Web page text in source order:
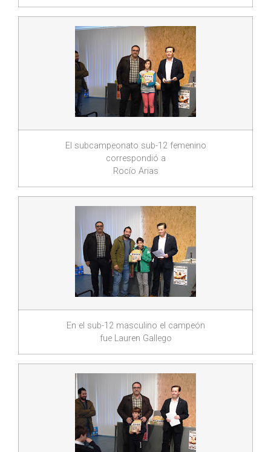
El subcampeonato sub-12 femenino
correspondió a
Rocío Arias
En el sub-12 masculino el campeón
fue Lauren Gallego